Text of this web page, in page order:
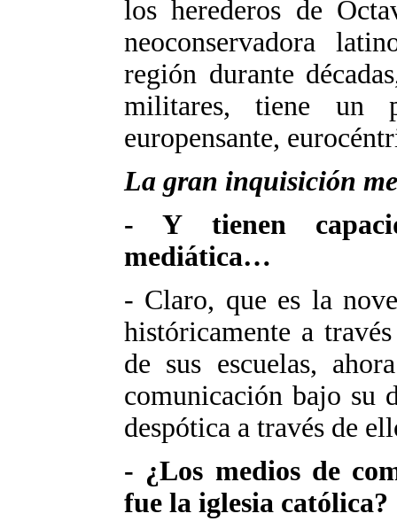
los herederos de
neoconservadora
región durante
militares, tiene un
europensante,
La gran inquisición
- Y tienen
mediática…
- Claro, que es la
históricamente a
de sus escuelas,
comunicación bajo su
despótica a través de
- ¿Los medios de
fue la iglesia católica?